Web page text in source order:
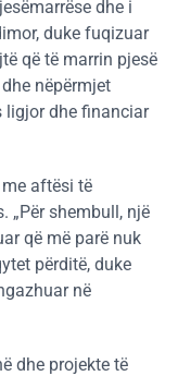
dhe i
duke fuqizuar
që të marrin pjesë
nëpërmjet
ligjor dhe financiar
aftësi të
„Për shembull, një
që më parë nuk
përditë, duke
në
dhe projekte të